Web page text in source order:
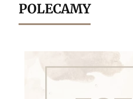
POLECAMY